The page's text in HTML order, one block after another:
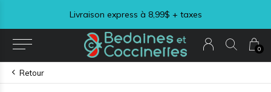
0
Livraison express à 8,99$ + taxes
Retour